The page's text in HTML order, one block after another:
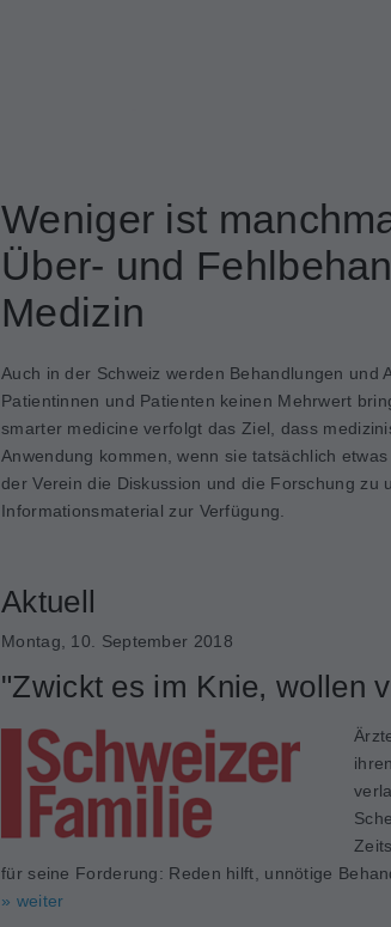
Weniger ist
Über- und
Medizin
Auch in der Schweiz werden Behandlungen und
Patientinnen und Patienten keinen Mehrwert
smarter medicine verfolgt das Ziel, dass
Anwendung kommen, wenn sie tatsächlich
der Verein die Diskussion und die Forschung zu
Informationsmaterial zur Verfügung.
Aktuell
Montag, 10. September 2018
"Zwickt es im Knie, wollen
für seine Forderung: Reden hilft, unnötige
» weiter